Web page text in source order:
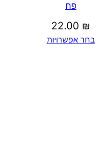
פח
22.00 ₪
בחר אפשרויות